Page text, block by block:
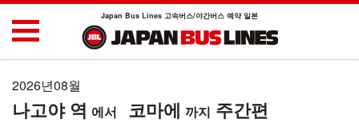
Japan Bus Lines 고속버스/야간버스 예약 일본
2026년08월
나고야 역 코마에 주간편